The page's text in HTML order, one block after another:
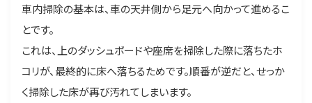
車内掃除の基本は、車の天井側から足元へ向かって進めるこ
とです。
これは、上のダッシュボードや座席を掃除した際に落ちたホ
コリが、最終的に床へ落ちるためです。順番が逆だと、せっか
く掃除した床が再び汚れてしまいます。